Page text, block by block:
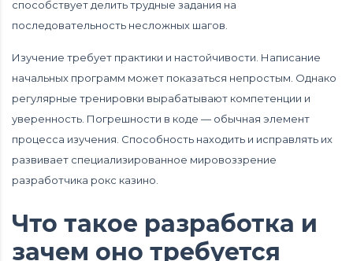
способствует делить трудные задания на
последовательность несложных шагов.
Изучение требует практики и настойчивости. Написание
начальных программ может показаться непростым. Однако
регулярные тренировки вырабатывают компетенции и
уверенность. Погрешности в коде — обычная элемент
процесса изучения. Способность находить и исправлять их
развивает специализированное мировоззрение
разработчика рокс казино.
Что такое разработка и
зачем оно требуется